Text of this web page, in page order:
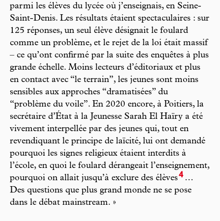
parmi les élèves du lycée où j’enseignais, en Seine-
Saint-Denis. Les résultats étaient spectaculaires : sur
125 réponses, un seul élève désignait le foulard
comme un problème, et le rejet de la loi était massif
– ce qu’ont confirmé par la suite des enquêtes à plus
grande échelle. Moins lecteurs d’éditoriaux et plus
en contact avec “le terrain”, les jeunes sont moins
sensibles aux approches “dramatisées” du
“problème du voile”. En 2020 encore, à Poitiers, la
secrétaire d’État à la Jeunesse Sarah El Haïry a été
vivement interpellée par des jeunes qui, tout en
revendiquant le principe de laïcité, lui ont demandé
pourquoi les signes religieux étaient interdits à
l’école, en quoi le foulard dérangeait l’enseignement,
pourquoi on allait jusqu’à exclure des élèves4 …
Des questions que plus grand monde ne se pose
dans le débat mainstream. »